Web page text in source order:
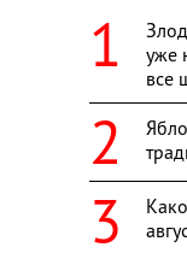
уже
все